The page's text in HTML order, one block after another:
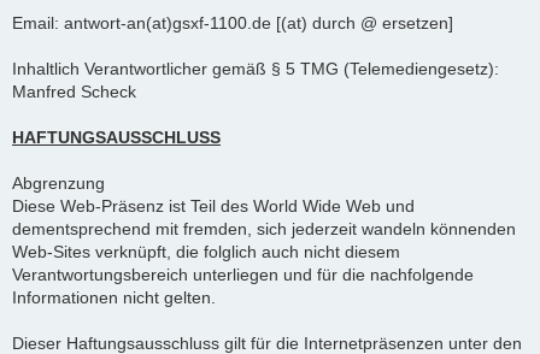
Email: antwort-an(at)gsxf-1100.de [(at) durch @ ersetzen]
Inhaltlich Verantwortlicher gemäß § 5 TMG (Telemediengesetz):
Manfred Scheck
HAFTUNGSAUSSCHLUSS
Abgrenzung
Diese Web-Präsenz ist Teil des World Wide Web und
dementsprechend mit fremden, sich jederzeit wandeln könnenden
Web-Sites verknüpft, die folglich auch nicht diesem
Verantwortungsbereich unterliegen und für die nachfolgende
Informationen nicht gelten.
Dieser Haftungsausschluss gilt für die Internetpräsenzen unter den